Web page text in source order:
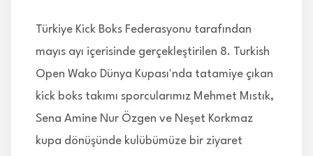
Türkiye Kick Boks Federasyonu tarafından
mayıs ayı içerisinde gerçekleştirilen 8. Turkish
Open Wako Dünya Kupası'nda tatamiye çıkan
kick boks takımı sporcularımız Mehmet Mıstık,
Sena Amine Nur Özgen ve Neşet Korkmaz
kupa dönüşünde kulübümüze bir ziyaret